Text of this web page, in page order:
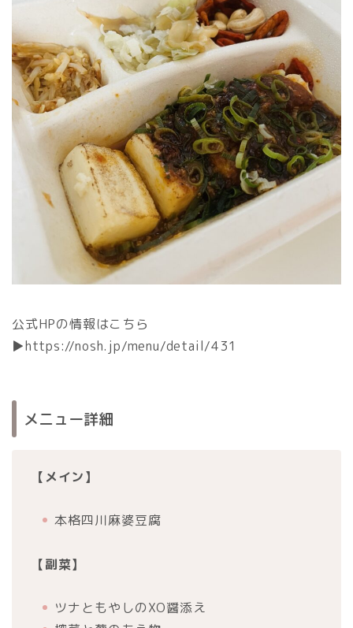
公式HPの情報はこちら
▶︎https://nosh.jp/menu/detail/431
メニュー詳細
【メイン】
本格四川麻婆豆腐
【副菜】
ツナともやしのXO醤添え